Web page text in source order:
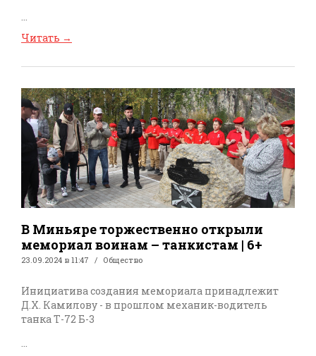
...
Читать →
В Миньяре торжественно открыли
мемориал воинам – танкистам | 6+
23.09.2024 в 11:47 Общество
Инициатива создания мемориала принадлежит
Д.Х. Камилову - в прошлом механик-водитель
танка Т-72 Б-3
...